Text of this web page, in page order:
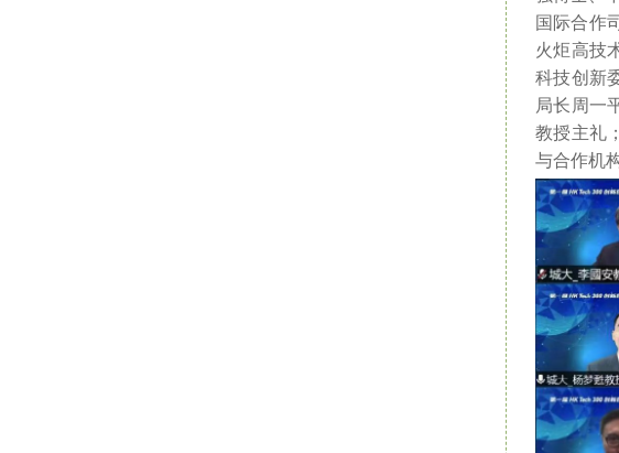
国际合作
火炬高技
科技创新
局长周一
教授主礼
与合作机